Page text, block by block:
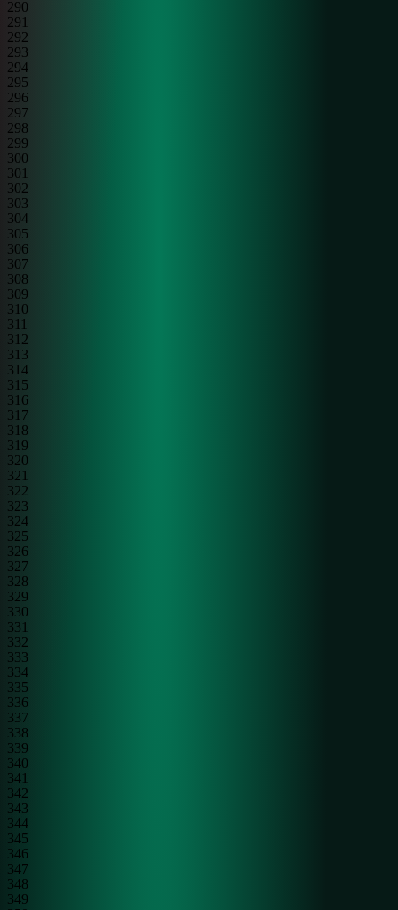
290
291
292
293
294
295
296
297
298
299
300
301
302
303
304
305
306
307
308
309
310
311
312
313
314
315
316
317
318
319
320
321
322
323
324
325
326
327
328
329
330
331
332
333
334
335
336
337
338
339
340
341
342
343
344
345
346
347
348
349